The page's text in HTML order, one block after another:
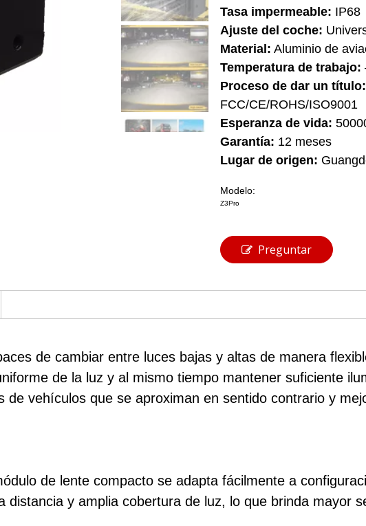
Tasa impermeable: IP68
Ajuste del coche:
Material: Aluminio de
Temperatura de trabajo:
Proceso de dar un título:
FCC/CE/ROHS/ISO9001
Esperanza de vida:
Garantía: 12 meses
Lugar de origen:
Modelo:
Z3Pro
Preguntar
de cambiar entre luces bajas y altas de manera
de la luz y al mismo tiempo mantener suficiente
vehículos que se aproximan en sentido contrario y
de lente compacto se adapta fácilmente a
y amplia cobertura de luz, lo que brinda mayor